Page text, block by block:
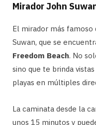
Mirador John
El mirador más famoso
Suwan, que se
Freedom Beach. No
sino que te brinda
playas en múltiples
La caminata desde la
unos 15 minutos y